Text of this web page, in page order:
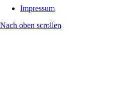
Impressum
Nach oben scrollen